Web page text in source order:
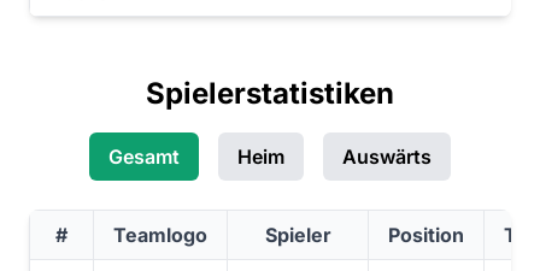
Spielerstatistiken
Gesamt Heim Auswärts
# Teamlogo Spieler Position